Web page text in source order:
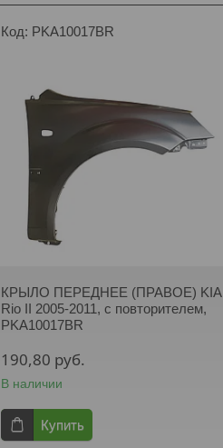
PKA10017BR
КРЫЛО ПЕРЕДНЕЕ (ПРАВОЕ) KIA
Rio II 2005-2011, с повторителем,
PKA10017BR
190,80 руб.
В наличии
Купить